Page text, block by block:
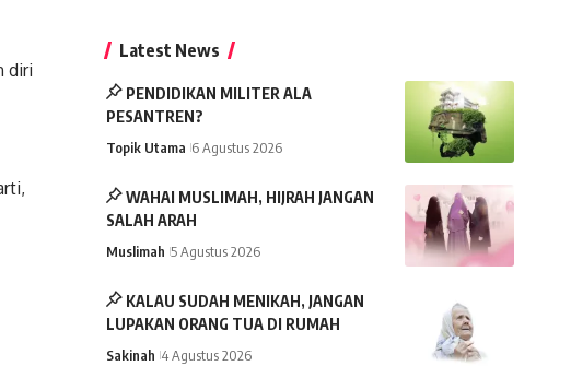
diri
Latest News
PENDIDIKAN MILITER ALA
PESANTREN?
Topik Utama 6 Agustus 2026
WAHAI MUSLIMAH, HIJRAH JANGAN
SALAH ARAH
Muslimah 5 Agustus 2026
KALAU SUDAH MENIKAH, JANGAN
LUPAKAN ORANG TUA DI RUMAH
Sakinah 4 Agustus 2026